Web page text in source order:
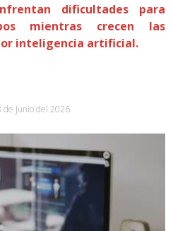
dificultades para
mientras crecen las
inteligencia artificial.
de Junio del 2026